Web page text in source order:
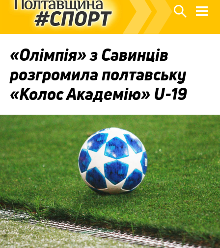
«Олімпія» з Савинців
розгромила полтавську
«Колос Академію» U-19